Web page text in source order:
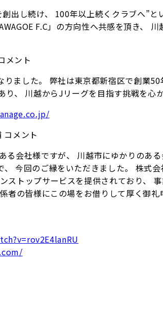
出し続け、 100年以上続くクラブへ”
F.C」の方向性へ共感を頂き、
メント
りました。 弊社は東京都新宿区で創業
、 川越からJリーグを目指す挑戦を心
コメント
る会社様ですが、 川越市にゆかりのあ
今回のご縁をいただきました。 株式
ストップサービスを提供されており、
者の皆様にこの場をお借りして厚く御